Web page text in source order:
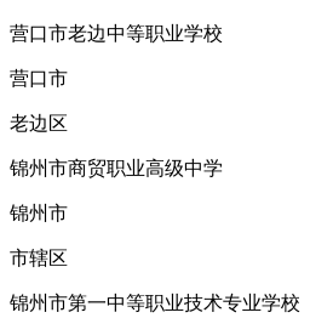
营口市老边中等职业学校
营口市
老边区
锦州市商贸职业高级中学
锦州市
市辖区
锦州市第一中等职业技术专业学校